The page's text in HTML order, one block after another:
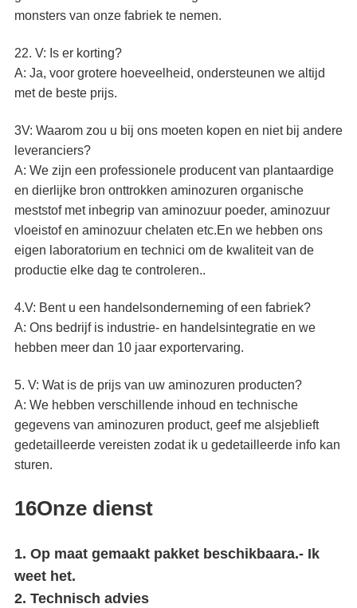
monsters van onze fabriek te nemen.
22. V: Is er korting?
A: Ja, voor grotere hoeveelheid, ondersteunen we altijd
met de beste prijs.
3V: Waarom zou u bij ons moeten kopen en niet bij andere
leveranciers?
A: We zijn een professionele producent van plantaardige
en dierlijke bron onttrokken aminozuren organische
meststof met inbegrip van aminozuur poeder, aminozuur
vloeistof en aminozuur chelaten etc.En we hebben ons
eigen laboratorium en technici om de kwaliteit van de
productie elke dag te controleren..
4.V: Bent u een handelsonderneming of een fabriek?
A: Ons bedrijf is industrie- en handelsintegratie en we
hebben meer dan 10 jaar exportervaring.
5. V: Wat is de prijs van uw aminozuren producten?
A: We hebben verschillende inhoud en technische
gegevens van aminozuren product, geef me alsjeblieft
gedetailleerde vereisten zodat ik u gedetailleerde info kan
sturen.
16Onze dienst
1. Op maat gemaakt pakket beschikbaara.- Ik
weet het.
2. Technisch advies